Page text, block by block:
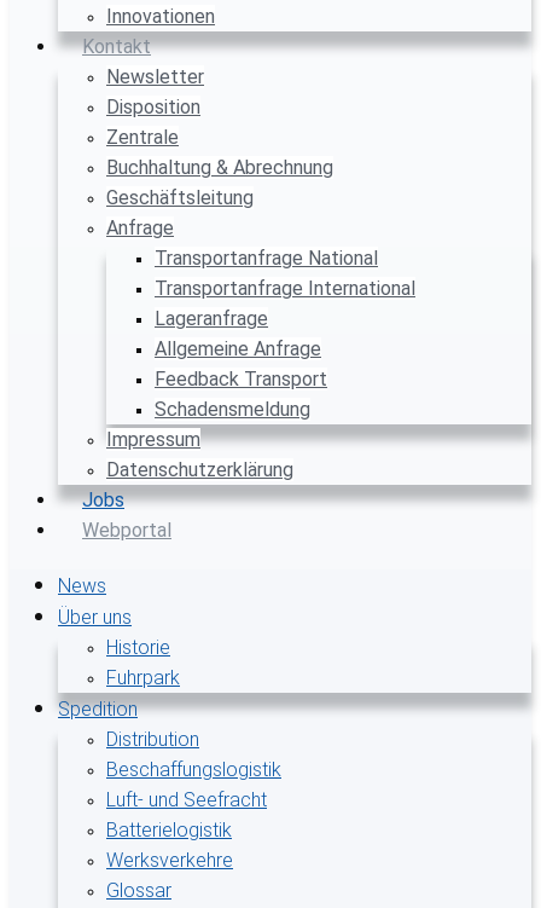
Innovationen
Kontakt
Newsletter
Disposition
Zentrale
Buchhaltung & Abrechnung
Geschäftsleitung
Anfrage
Transportanfrage National
Transportanfrage International
Lageranfrage
Allgemeine Anfrage
Feedback Transport
Schadensmeldung
Impressum
Datenschutzerklärung
Jobs
Webportal
News
Über uns
Historie
Fuhrpark
Spedition
Distribution
Beschaffungslogistik
Luft- und Seefracht
Batterielogistik
Werksverkehre
Glossar